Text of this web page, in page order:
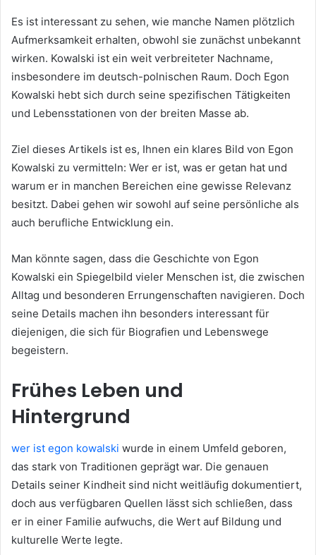
Es ist interessant zu sehen, wie manche Namen plötzlich
Aufmerksamkeit erhalten, obwohl sie zunächst unbekannt
wirken. Kowalski ist ein weit verbreiteter Nachname,
insbesondere im deutsch-polnischen Raum. Doch Egon
Kowalski hebt sich durch seine spezifischen Tätigkeiten
und Lebensstationen von der breiten Masse ab.
Ziel dieses Artikels ist es, Ihnen ein klares Bild von Egon
Kowalski zu vermitteln: Wer er ist, was er getan hat und
warum er in manchen Bereichen eine gewisse Relevanz
besitzt. Dabei gehen wir sowohl auf seine persönliche als
auch berufliche Entwicklung ein.
Man könnte sagen, dass die Geschichte von Egon
Kowalski ein Spiegelbild vieler Menschen ist, die zwischen
Alltag und besonderen Errungenschaften navigieren. Doch
seine Details machen ihn besonders interessant für
diejenigen, die sich für Biografien und Lebenswege
begeistern.
Frühes Leben und
Hintergrund
wer ist egon kowalski wurde in einem Umfeld geboren,
das stark von Traditionen geprägt war. Die genauen
Details seiner Kindheit sind nicht weitläufig dokumentiert,
doch aus verfügbaren Quellen lässt sich schließen, dass
er in einer Familie aufwuchs, die Wert auf Bildung und
kulturelle Werte legte.